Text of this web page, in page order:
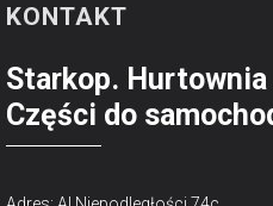
KONTAKT
Starkop.
Części do